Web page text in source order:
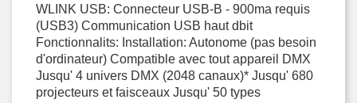
WLINK USB: Connecteur USB-B - 900ma requis
(USB3) Communication USB haut dbit
Fonctionnalits: Installation: Autonome (pas besoin
d'ordinateur) Compatible avec tout appareil DMX
Jusqu' 4 univers DMX (2048 canaux)* Jusqu' 680
projecteurs et faisceaux Jusqu' 50 types